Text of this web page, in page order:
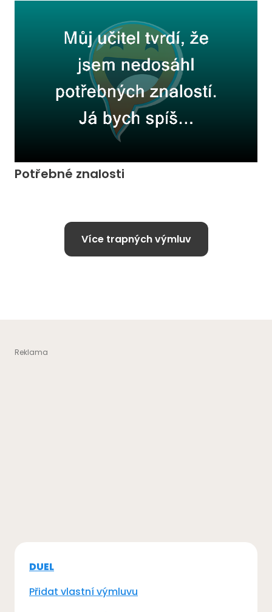
Potřebné znalosti
Více trapných výmluv
DUEL
Přidat vlastní výmluvu